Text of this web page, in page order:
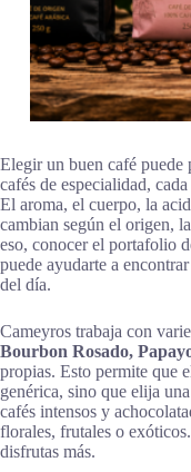
Elegir un buen café puede
cafés de especialidad,
El aroma, el cuerpo, la
cambian según el origen,
eso, conocer el portafolio
puede ayudarte a
del día.
Cameyros trabaja con
Bourbon Rosado,
propias. Esto permite que
genérica, sino que elija
cafés intensos y
florales, frutales o
disfrutas más.